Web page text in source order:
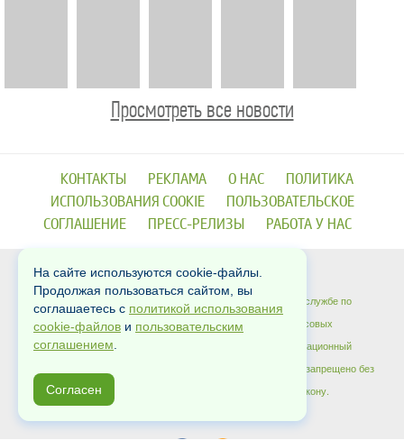
Просмотреть все новости
КОНТАКТЫ РЕКЛАМА О НАС
ПОЛИТИКА
ИСПОЛЬЗОВАНИЯ COOKIE
ПОЛЬЗОВАТЕЛЬСКОЕ
СОГЛАШЕНИЕ
ПРЕСС-РЕЛИЗЫ РАБОТА У НАС
Copyrights © 2012-2026
Сетевое издание «Dni24» зарегистрировано в Федеральной службе по
надзору в сфере связи, информационных технологий и массовых
коммуникаций (Роскомнадзор) 17 января 2020 года. Регистрационный
номер ЭЛ № ФС 77 - 77717. Копирование материалов сайта запрещено без
письменного согласия администрации и преследуется по закону.
На сайте используются cookie-файлы.
Продолжая пользоваться сайтом, вы
соглашаетесь с политикой использования
cookie-файлов и пользовательским
соглашением
Согласен